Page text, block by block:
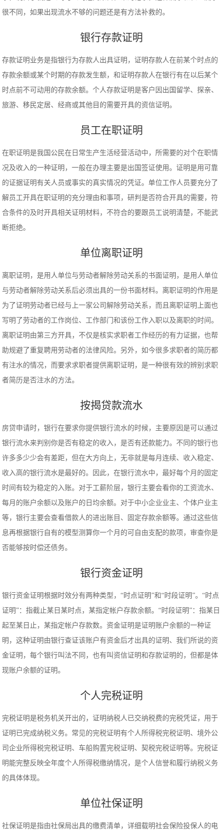
很不同，如果出现流水不够的问题还是有方法补救的。
银行存款证明
存款证明业务是指银行为存款人出具证明，证明存款人在前某个时点的
存款余额或某个时期的存款发生额，和证明存款人在银行有在以后某个
时点前不可动用的存款余额。个人存款证明是客户因出国留学、探亲、
旅游、移民定居、经商或其他目的需要开具的资信证明。
员工在职证明
在职证明是我国公民在日常生产生活经营活动中，所需要的对个在职情
况及收入的一种证明，一般在办理主要是出国签证使用。证明是用可靠
的证据证明有关人员或事实的真实情况的凭证。单位工作人员要充分了
解员工开具在职证明的充分理由和事项，研判是否符合开具的需要，符
合条件的及时开具相关证明材料，不符合的要跟员工说明清楚，不能武
断拒绝。
单位离职证明
离职证明，是用人单位与劳动者解除劳动关系的书面证明，是用人单位
与劳动者解除劳动关系后必须出具的一份书面材料。离职证明的作用是
为了证明劳动者已经与上一家公司解除劳动关系，而且离职证明上面也
写明了劳动者的工作岗位、工作部门和该份工作入职以及离职的时间。
离职证明由第三方开具，不仅是核实求职者工作经历的有力证据，也帮
助规避了重复聘用劳动者的法律风险。另外，如今很多求职者的简历都
有注水的情况，而要求求职者提供离职证明，是一种很有效的辨别求职
者简历是否注水的方法。
按揭贷款流水
房贷申请时，银行在要求你提供银行流水的时候，主要原因是可以通过
银行流水来判别你是否有稳定的收入，是否有还款能力。不同的银行也
许多多少少会有差距，但在大方向上，无非就是每月连续、收入稳定、
收入高的银行流水是最好的。因此，在银行流水中，最好每个月的固定
时间有较为稳定的入账。对于工薪阶层，银行主要会看你的工资流水、
每月的账户余额以及账户的日均余额。对于中小企业业主、个体户业主
等，银行主要会查看借款人的进出账目、固定存款余额等。通过这些信
息再根据银行自有的模型测算你一个月的可自由支配的款项，审查你是
否能够按时偿还债务。
银行资金证明
银行资金证明根据时效分有两种类型，“时点证明”和“时段证明”。“时点
证明”：指截止某日某时点，某指定帐户存款余额。“时段证明”：指某日
起至某日止，某指定帐户存款数。资金证明是证明账户余额的一种证
明，这种证明由银行查证该账户有资金后才出具的证明、我们所说的资
金证明，每个银行叫法不同，也有叫资信证明和存款证明的，但都是体
现账户余额的证明。
个人完税证明
完税证明是税务机关开出的，证明纳税人已交纳税费的完税凭证，用于
证明已完成纳税义务。常见的完税证明有个人所得税完税证明、境外公
司企业所得税完税证明、车船购置完税证明、契税完税证明等。完税证
明能完整反映全年度个人所得税缴纳情况，是个人信誉和履行纳税义务
的具体体现。
单位社保证明
社保证明是指由社保局出具的缴费清单，详细载明社会保险投保人的电